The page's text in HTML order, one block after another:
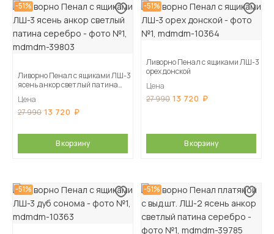
-51%
Ливорно Пенал с ящиками ЛШ-3
ясень анкор светлый патина
Цена
27 990 13 720
В корзину
-51%
Ливорно Пенал с ящиками ЛШ-3
орех донской
Цена
27 990 13 720
В корзину
-51% -51%